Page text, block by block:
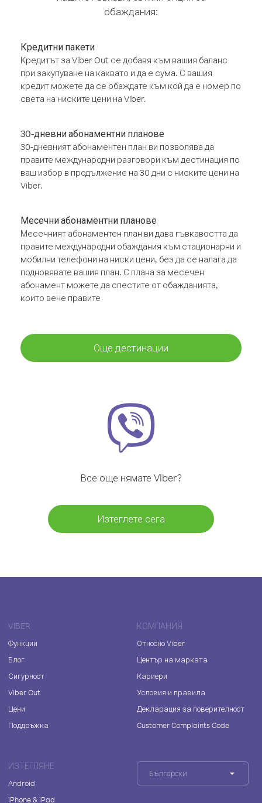
обаждания:
Кредитни пакети
Кредитът за Viber Out се добавя към вашия баланс
при закупуване на каквато и да е сума. С вашия
кредит можете да се обаждате към кой да е номер по
света на ниските цени на Viber.
30-дневни абонаментни планове
30-дневният абонаментен план ви позволява да
правите международни разговори към дестинация по
ваш избор в продължение на 30 дни с ниските цени на
Viber.
Месечни абонаментни планове
Месечният абонаментен план ви дава гъвкавостта да
правите международни обаждания към стационарни и
мобилни телефони на ниски цени, без да се налага да
подновявате вашия план. С плана за месечен
абонамент можете да спестите от обажданията,
които вече правите
Още дестинации
Все още нямате Viber?
Изтеглете сега
VIBER
Функции
Блог
Сигурност
Viber Out
Цени
Поддръжка
КОМПАНИЯ
Относно Viber
Център на марката
Кариери
Условия и правила
Декларация за поверителност
Customer Complaints Code
ИЗТЕГЛЯНЕ
Android
iPhone & iPad
Български